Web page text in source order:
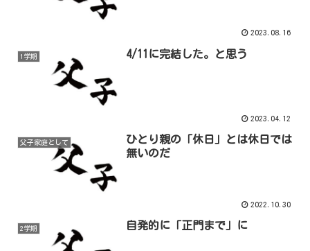
2023.08.16
1学期 4/11に完結した。と思う
2023.04.12
父子家庭として
ひとり親の「休日」とは休日では
無いのだ
2022.10.30
2学期 自発的に「正門まで」に